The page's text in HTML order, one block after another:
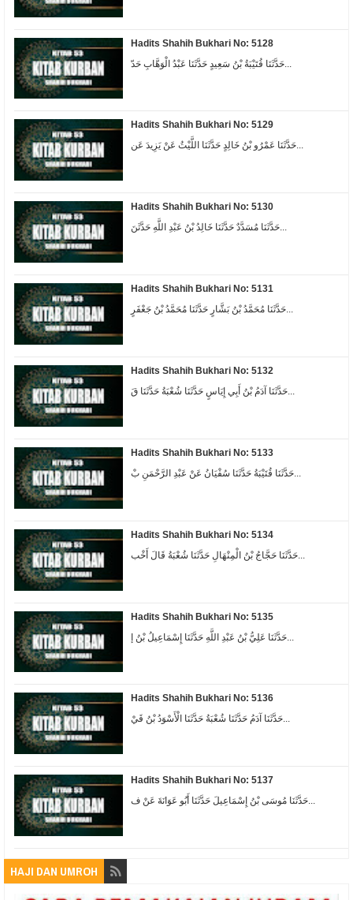
Hadits Shahih Bukhari No: 5128
Hadits Shahih Bukhari No: 5129
حَدَّثَنَا عَمْرُو بْنُ خَالِدٍ حَدَّثَنَا اللَّيْثُ عَنْ يَزِيدَ عَن...
Hadits Shahih Bukhari No: 5130
حَدَّثَنَا مُسَدَّدٌ حَدَّثَنَا خَالِدُ بْنُ عَبْدِ اللَّهِ حَدَّثَنَ...
Hadits Shahih Bukhari No: 5131
حَدَّثَنَا مُحَمَّدُ بْنُ بَشَّارٍ حَدَّثَنَا مُحَمَّدُ بْنُ جَعْفَرٍ...
Hadits Shahih Bukhari No: 5132
حَدَّثَنَا آدَمُ بْنُ أَبِي إِيَاسٍ حَدَّثَنَا شُعْبَةُ حَدَّثَنَا قَ...
Hadits Shahih Bukhari No: 5133
حَدَّثَنَا قُتَيْبَةُ حَدَّثَنَا سُفْيَانُ عَنْ عَبْدِ الرَّحْمَنِ بْ...
Hadits Shahih Bukhari No: 5134
Hadits Shahih Bukhari No: 5135
Hadits Shahih Bukhari No: 5136
حَدَّثَنَا آدَمُ حَدَّثَنَا شُعْبَةُ حَدَّثَنَا الْأَسْوَدُ بْنُ قَيْ...
Hadits Shahih Bukhari No: 5137
حَدَّثَنَا مُوسَى بْنُ إِسْمَاعِيلَ حَدَّثَنَا أَبُو عَوَانَةَ عَنْ ف...
HAJI DAN UMROH